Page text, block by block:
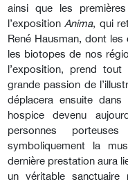
ainsi que les
l’expositionAnima, qui
René Hausman, dont
les biotopes de nos
l’exposition, prend
grande passion de
déplacera ensuite dans
hospice devenu
personnes
symboliquement la
dernière prestation aura
un véritable